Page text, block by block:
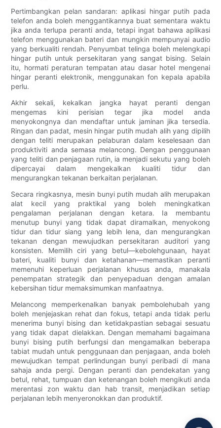
Pertimbangkan pelan sandaran: aplikasi hingar putih pada
telefon anda boleh menggantikannya buat sementara waktu
jika anda terlupa peranti anda, tetapi ingat bahawa aplikasi
telefon menggunakan bateri dan mungkin mempunyai audio
yang berkualiti rendah. Penyumbat telinga boleh melengkapi
hingar putih untuk persekitaran yang sangat bising. Selain
itu, hormati peraturan tempatan atau dasar hotel mengenai
hingar peranti elektronik, menggunakan fon kepala apabila
perlu.
Akhir sekali, kekalkan jangka hayat peranti dengan
mengemas kini perisian tegar jika model anda
menyokongnya dan mendaftar untuk jaminan jika tersedia.
Ringan dan padat, mesin hingar putih mudah alih yang dipilih
dengan teliti merupakan pelaburan dalam keselesaan dan
produktiviti anda semasa melancong. Dengan penggunaan
yang teliti dan penjagaan rutin, ia menjadi sekutu yang boleh
dipercayai dalam mengekalkan kualiti tidur dan
mengurangkan tekanan berkaitan perjalanan.
Secara ringkasnya, mesin bunyi putih mudah alih merupakan
alat kecil yang praktikal yang boleh meningkatkan
pengalaman perjalanan dengan ketara. Ia membantu
menutup bunyi yang tidak dapat diramalkan, menyokong
tidur dan tidur siang yang lebih lena, dan mengurangkan
tekanan dengan mewujudkan persekitaran auditori yang
konsisten. Memilih ciri yang betul—kebolehgunaan, hayat
bateri, kualiti bunyi dan ketahanan—memastikan peranti
memenuhi keperluan perjalanan khusus anda, manakala
penempatan strategik dan penyepaduan dengan amalan
kebersihan tidur memaksimumkan manfaatnya.
Melancong memperkenalkan banyak pembolehubah yang
boleh menjejaskan rehat dan fokus, tetapi anda tidak perlu
menerima bunyi bising dan ketidakpastian sebagai sesuatu
yang tidak dapat dielakkan. Dengan memahami bagaimana
bunyi bising putih berfungsi dan mengamalkan beberapa
tabiat mudah untuk penggunaan dan penjagaan, anda boleh
mewujudkan tempat perlindungan bunyi peribadi di mana
sahaja anda pergi. Dengan peranti dan pendekatan yang
betul, rehat, tumpuan dan ketenangan boleh mengikuti anda
merentasi zon waktu dan hab transit, menjadikan setiap
perjalanan lebih menyeronokkan dan produktif.